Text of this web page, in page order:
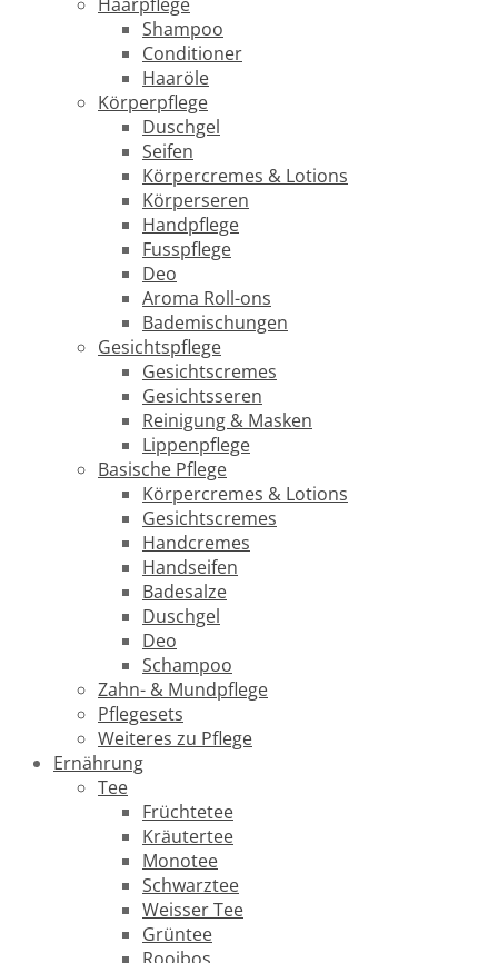
Shampoo
Conditioner
Haaröle
Körperpflege
Duschgel
Seifen
Körpercremes & Lotions
Körperseren
Handpflege
Fusspflege
Deo
Aroma Roll-ons
Bademischungen
Gesichtspflege
Gesichtscremes
Gesichtsseren
Reinigung & Masken
Lippenpflege
Basische Pflege
Körpercremes & Lotions
Gesichtscremes
Handcremes
Handseifen
Badesalze
Duschgel
Deo
Schampoo
Zahn- & Mundpflege
Pflegesets
Weiteres zu Pflege
Ernährung
Tee
Früchtetee
Kräutertee
Monotee
Schwarztee
Weisser Tee
Grüntee